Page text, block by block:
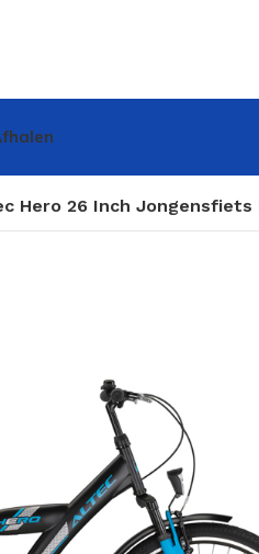
Hero 26 Inch Jongensfiets